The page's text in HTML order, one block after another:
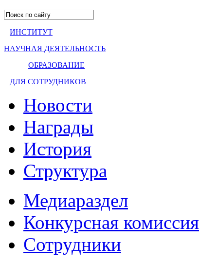
ИНСТИТУТ
НАУЧНАЯ ДЕЯТЕЛЬНОСТЬ
ОБРАЗОВАНИЕ
ДЛЯ СОТРУДНИКОВ
Новости
Награды
История
Структура
Медиараздел
Конкурсная комиссия
Сотрудники